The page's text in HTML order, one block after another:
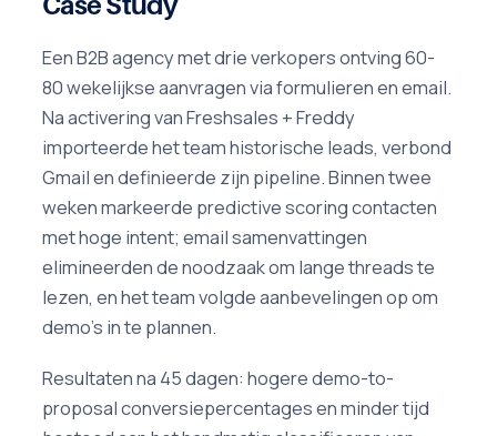
Een B2B agency met drie verkopers ontving 60-
80 wekelijkse aanvragen via formulieren en email.
Na activering van Freshsales + Freddy
importeerde het team historische leads, verbond
Gmail en definieerde zijn pipeline. Binnen twee
weken markeerde predictive scoring contacten
met hoge intent; email samenvattingen
elimineerden de noodzaak om lange threads te
lezen, en het team volgde aanbevelingen op om
demo's in te plannen.
Resultaten na 45 dagen: hogere demo-to-
proposal conversiepercentages en minder tijd